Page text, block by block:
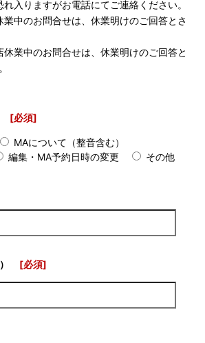
入りますがお電話にてご連絡ください。
中のお問合せは、休業明けのご回答とさ
業中のお問合せは、休業明けのご回答と
[必須]
MAについて（整音含む）
編集・MA予約日時の変更 その他
[必須]